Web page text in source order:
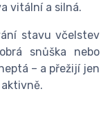
vitální a silná.
stavu včelstev
snůška nebo
– a přežijí jen